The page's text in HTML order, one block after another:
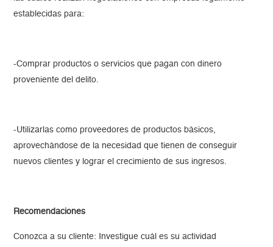
establecidas para:
-Comprar productos o servicios que pagan con dinero
proveniente del delito.
-Utilizarlas como proveedores de productos básicos,
aprovechándose de la necesidad que tienen de conseguir
nuevos clientes y lograr el crecimiento de sus ingresos.
Recomendaciones
Conozca a su cliente: Investigue cuál es su actividad